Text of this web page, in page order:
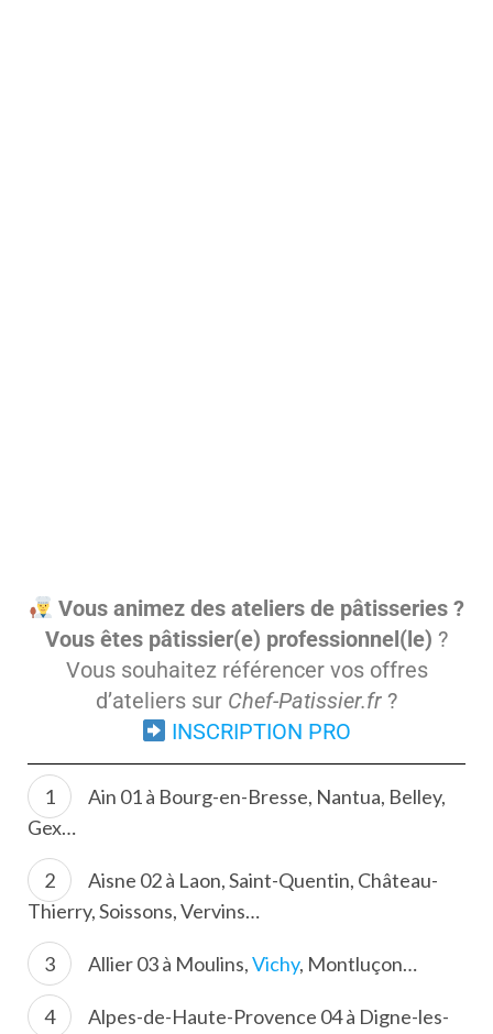
Vous animez des ateliers de pâtisseries ?
Vous êtes pâtissier(e) professionnel(le) ?
Vous souhaitez référencer vos offres
d’ateliers sur Chef-Patissier.fr ?
INSCRIPTION PRO
Ain 01 à Bourg-en-Bresse, Nantua, Belley,
Gex…
Aisne 02 à Laon, Saint-Quentin, Château-
Thierry, Soissons, Vervins…
Allier 03 à Moulins,Vichy, Montluçon…
Alpes-de-Haute-Provence 04 à Digne-les-